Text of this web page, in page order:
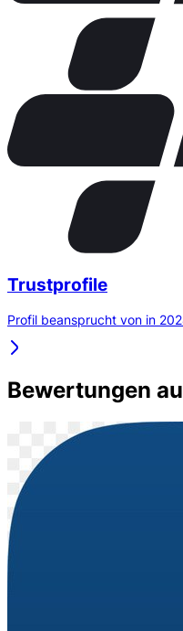
Trustprofile
Profil beansprucht von in
Bewertungen